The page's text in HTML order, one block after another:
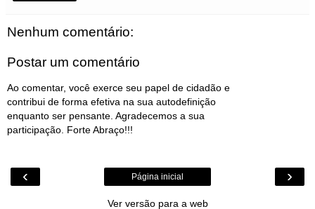
Nenhum comentário:
Postar um comentário
Ao comentar, você exerce seu papel de cidadão e
contribui de forma efetiva na sua autodefinição
enquanto ser pensante. Agradecemos a sua
participação. Forte Abraço!!!
‹ ›
Página inicial
Ver versão para a web